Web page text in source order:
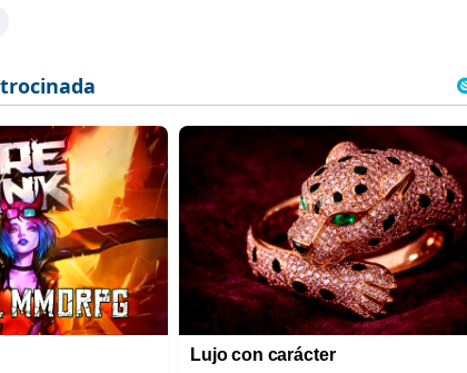
Lujo con carácter